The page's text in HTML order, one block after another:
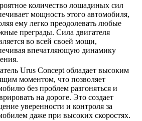
количество лошадиных сил
мощность этого автомобиля,
ему легко преодолевать любые
преграды. Сила двигателя
во всей своей мощи,
впечатляющую динамику
Urus Concept обладает высоким
моментом, что позволяет
без проблем разгоняться и
на дороге. Это создает
уверенности и контроля за
даже при высоких скоростях.